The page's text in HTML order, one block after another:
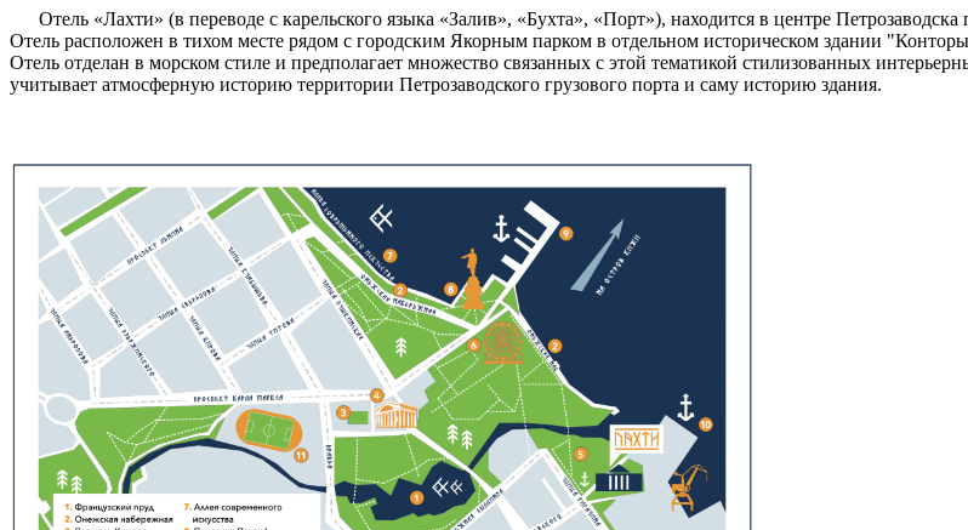
Отель «Лахти» (в переводе с карельского языка «Залив», «Бухта», «Порт»), находится в центре
Отель расположен в тихом месте рядом с городским Якорным парком в отдельном историческом здании
Отель отделан в морском стиле и предполагает множество связанных с этой тематикой стилизованных
учитывает атмосферную историю территории Петрозаводского грузового порта и саму историю здания.